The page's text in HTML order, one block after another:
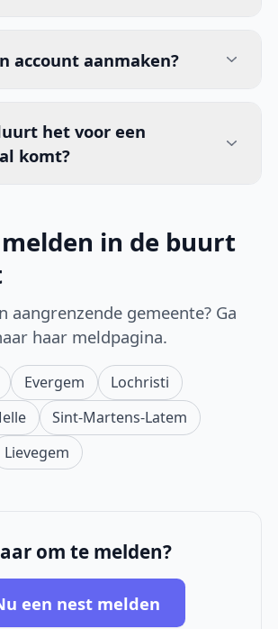
account aanmaken?
het voor een
komt?
in de buurt
aangrenzende gemeente? Ga
haar meldpagina.
Evergem
Lochristi
Sint-Martens-Latem
Lievegem
om te melden?
een nest melden